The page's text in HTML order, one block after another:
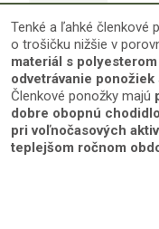
Tenké a ľahké členkové
o trošičku nižšie v
materiál s polyesterom
odvetrávanie ponožiek
Členkové ponožky majú
dobre obopnú chodidlo
pri voľnočasových
teplejšom ročnom